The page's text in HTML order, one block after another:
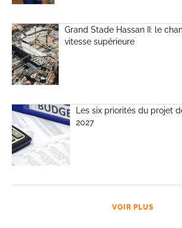
Grand Stade Hassan II: le
vitesse supérieure
Les six priorités du projet
2027
VOIR PLUS